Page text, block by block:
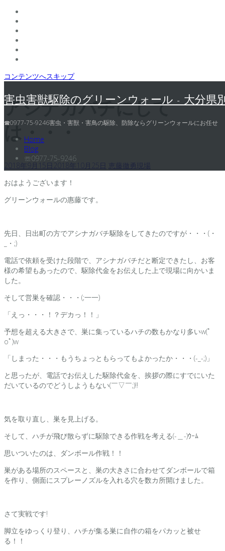
コンテンツへスキップ
害虫害獣駆除のグリーンウォール - 大分県
☎0977-75-9246害虫・害獣・害鳥の駆除、防除ならグリーンウォールにお任せ
Home
Blog
☏0977-75-9246
アシナガバチにして
は・・・
2018年9月15日 2018年10月25日 恵藤徹勇
現場
おはようございます！
グリーンウォールの惠藤です。
先日、日出町の方でアシナガバチ駆除をしてきたのですが・・・(・
_・;)
電話で依頼を受けた段階で、アシナガバチだと断定できたし、お客
様の希望もあったので、駆除代金をお伝えした上で現場に向かいま
した。
そして営巣を確認・・・(;一一)
「えっ・・・！？デカっ！！」
予想を超える大きさで、巣に集っているハチの数もかなり多いw(ﾟ
oﾟ)w
「しまった・・・もうちょっともらってもよかったか・・・(-_-;)」
と思ったが、電話でお伝えした駆除代金を、挨拶の際にすでにいた
だいているのでどうしようもない(￣▽￣;)!!
気を取り直し、巣を見上げる。
そして、ハチが飛び散らずに駆除できる作戦を考える(-＿-)ｳｰﾑ
思いついたのは、ダンボール作戦！！
巣がある場所のスペースと、巣の大きさに合わせてダンボールで箱
を作り、側面にスプレーノズルを入れる穴を数カ所開けました。
さて実戦です!
脚立をゆっくり登り、ハチが集る巣に自作の箱をパカッと被せ
る！！